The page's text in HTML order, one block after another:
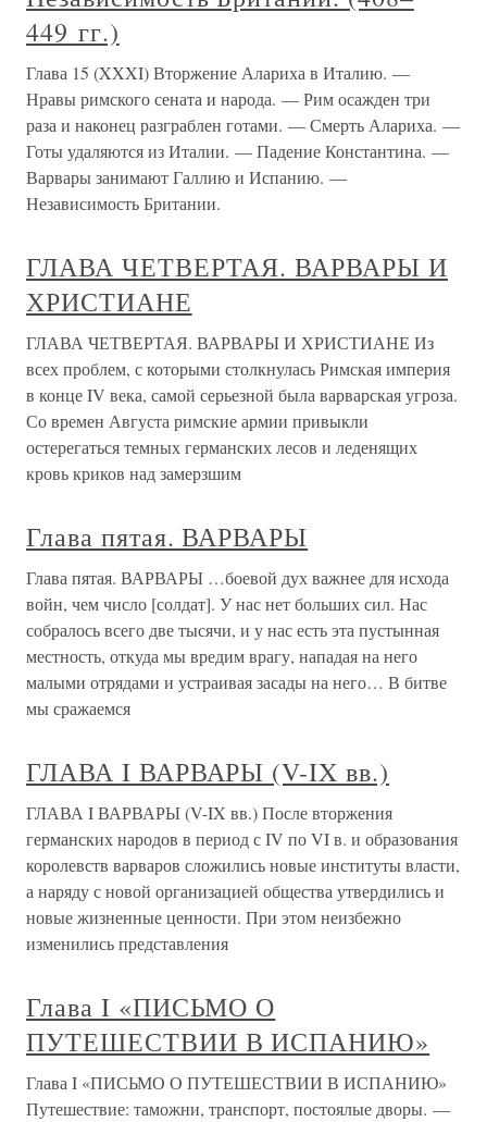
449 гг.)
Глава 15 (XXXI) Вторжение Алариха в Италию. —
Нравы римского сената и народа. — Рим осажден три
раза и наконец разграблен готами. — Смерть Алариха. —
Готы удаляются из Италии. — Падение Константина. —
Варвары занимают Галлию и Испанию. —
Независимость Британии.
ГЛАВА ЧЕТВЕРТАЯ. ВАРВАРЫ И
ХРИСТИАНЕ
ГЛАВА ЧЕТВЕРТАЯ. ВАРВАРЫ И ХРИСТИАНЕ Из
всех проблем, с которыми столкнулась Римская империя
в конце IV века, самой серьезной была варварская угроза.
Со времен Августа римские армии привыкли
остерегаться темных германских лесов и леденящих
кровь криков над замерзшим
Глава пятая. ВАРВАРЫ
Глава пятая. ВАРВАРЫ …боевой дух важнее для исхода
войн, чем число [солдат]. У нас нет больших сил. Нас
собралось всего две тысячи, и у нас есть эта пустынная
местность, откуда мы вредим врагу, нападая на него
малыми отрядами и устраивая засады на него… В битве
мы сражаемся
ГЛАВА I ВАРВАРЫ (V-IX вв.)
ГЛАВА I ВАРВАРЫ (V-IX вв.) После вторжения
германских народов в период с IV по VI в. и образования
королевств варваров сложились новые институты власти,
а наряду с новой организацией общества утвердились и
новые жизненные ценности. При этом неизбежно
изменились представления
Глава I «ПИСЬМО О
ПУТЕШЕСТВИИ В ИСПАНИЮ»
Глава I «ПИСЬМО О ПУТЕШЕСТВИИ В ИСПАНИЮ»
Путешествие: таможни, транспорт, постоялые дворы. —